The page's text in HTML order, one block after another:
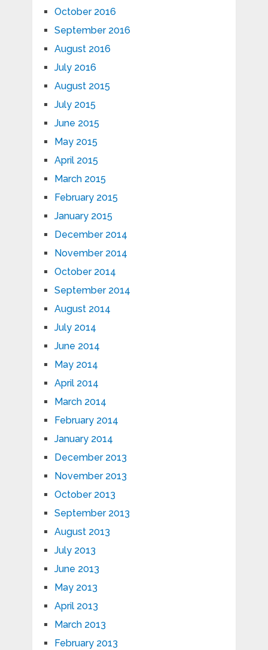
October 2016
September 2016
August 2016
July 2016
August 2015
July 2015
June 2015
May 2015
April 2015
March 2015
February 2015
January 2015
December 2014
November 2014
October 2014
September 2014
August 2014
July 2014
June 2014
May 2014
April 2014
March 2014
February 2014
January 2014
December 2013
November 2013
October 2013
September 2013
August 2013
July 2013
June 2013
May 2013
April 2013
March 2013
February 2013